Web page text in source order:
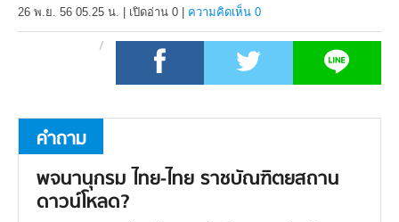
26 พ.ย. 56 05.25 น. เปิดอ่าน 0 ความคิดเห็น 0
คำถาม
พจนานุกรม ไทย-ไทย ราชบัณฑิตยสถาน
ดาวน์โหลด?